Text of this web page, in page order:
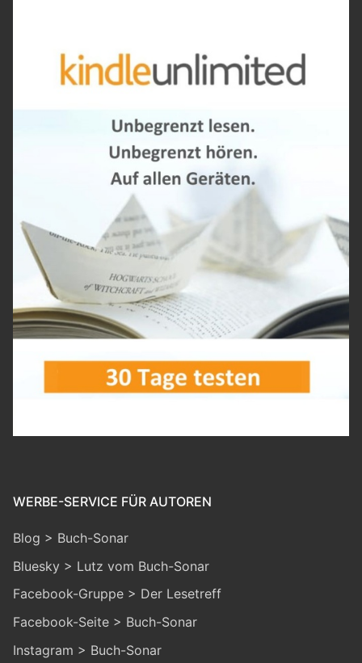
WERBE-SERVICE FÜR AUTOREN
Blog > Buch-Sonar
Bluesky > Lutz vom Buch-Sonar
Facebook-Gruppe > Der Lesetreff
Facebook-Seite > Buch-Sonar
Instagram > Buch-Sonar